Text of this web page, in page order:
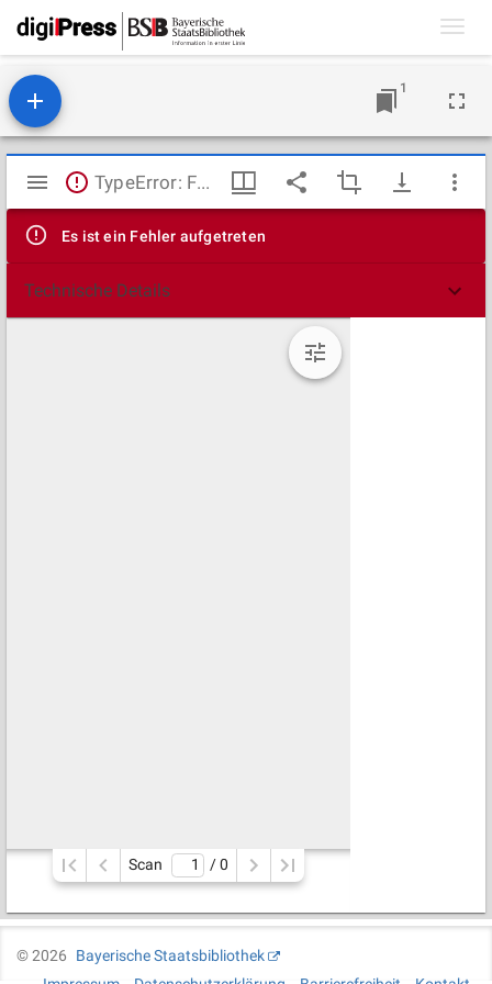
1
Mirador
Viewer
TypeError: Failed to fetch
Es ist ein Fehler aufgetreten
Technische Details
Scan / 0
©2026
Bayerische Staatsbibliothek